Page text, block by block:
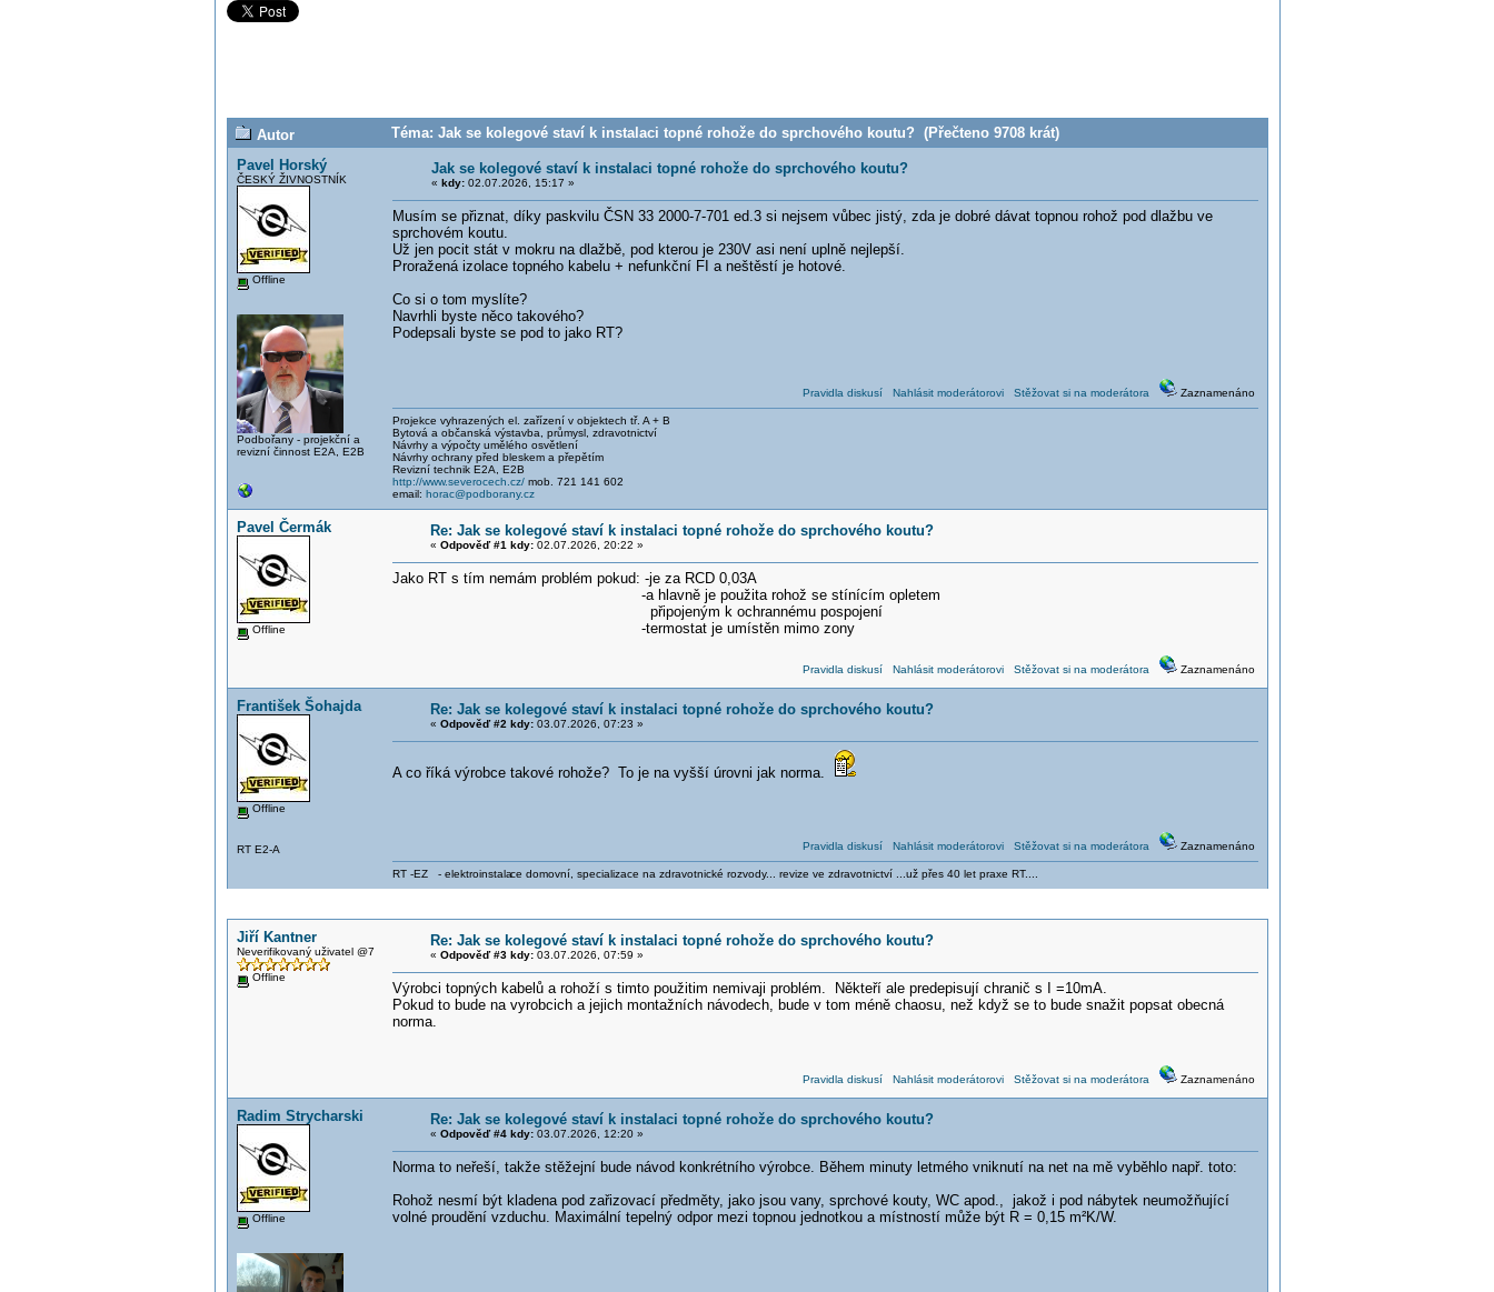
Autor
Téma: Jak se kolegové staví k instalaci topné rohože do sprchového koutu? (Přečteno 9708 krát)
Pavel Horský
ČESKÝ ŽIVNOSTNÍK
Offline
Podbořany - projekční a
revizní činnost E2A, E2B
Jak se kolegové staví k instalaci topné rohože do sprchového koutu?
« kdy:02.07.2026, 15:17 »
Musím se přiznat, díky paskvilu ČSN 33 2000-7-701 ed.3 si nejsem vůbec jistý, zda je dobré dávat topnou rohož pod dlažbu ve
sprchovém koutu.
Už jen pocit stát v mokru na dlažbě, pod kterou je 230V asi není uplně nejlepší.
Proražená izolace topného kabelu + nefunkční FI a neštěstí je hotové.
Co si o tom myslíte?
Navrhli byste něco takového?
Podepsali byste se pod to jako RT?
Pravidla diskusí Nahlásit moderátorovi Stěžovat si na moderátora Zaznamenáno
Projekce vyhrazených el. zařízení v objektech tř. A + B
Bytová a občanská výstavba, průmysl, zdravotnictví
Návrhy a výpočty umělého osvětlení
Návrhy ochrany před bleskem a přepětím
Revizní technik E2A, E2B
http://www.severocech.cz/mob. 721 141 602
email: horac@podborany.cz
Pavel Čermák
Offline
Re: Jak se kolegové staví k instalaci topné rohože do sprchového koutu?
« Odpověď #1 kdy:02.07.2026, 20:22 »
Jako RT s tím nemám problém pokud: -je za RCD 0,03A
-a hlavně je použita rohož se stínícím opletem
připojeným k ochrannému pospojení
-termostat je umístěn mimo zony
Pravidla diskusí Nahlásit moderátorovi Stěžovat si na moderátora Zaznamenáno
František Šohajda
Offline
RT E2-A
Re: Jak se kolegové staví k instalaci topné rohože do sprchového koutu?
« Odpověď #2 kdy:03.07.2026, 07:23 »
A co říká výrobce takové rohože? To je na vyšší úrovni jak norma.
Pravidla diskusí Nahlásit moderátorovi Stěžovat si na moderátora Zaznamenáno
RT -EZ - elektroinstalace domovní, specializace na zdravotnické rozvody... revize ve zdravotnictví ...už přes 40 let praxe RT....
Jiří Kantner
Neverifikovaný uživatel @7
Offline
Re: Jak se kolegové staví k instalaci topné rohože do sprchového koutu?
« Odpověď #3 kdy:03.07.2026, 07:59 »
Výrobci topných kabelů a rohoží s timto použitim nemivaji problém. Někteří ale predepisují chranič s I =10mA.
Pokud to bude na vyrobcich a jejich montažních návodech, bude v tom méně chaosu, než když se to bude snažit popsat obecná
norma.
Pravidla diskusí Nahlásit moderátorovi Stěžovat si na moderátora Zaznamenáno
Radim Strycharski
Offline
Re: Jak se kolegové staví k instalaci topné rohože do sprchového koutu?
« Odpověď #4 kdy:03.07.2026, 12:20 »
Norma to neřeší, takže stěžejní bude návod konkrétního výrobce. Během minuty letmého vniknutí na net na mě vyběhlo např. toto:
Rohož nesmí být kladena pod zařizovací předměty, jako jsou vany, sprchové kouty, WC apod., jakož i pod nábytek neumožňující
volné proudění vzduchu. Maximální tepelný odpor mezi topnou jednotkou a místností může být R = 0,15 m²K/W.